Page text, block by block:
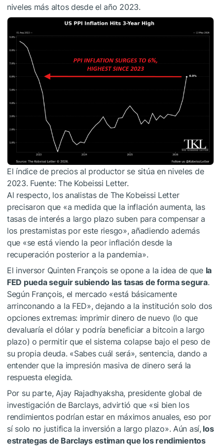
niveles más altos desde el año 2023.
El índice de precios al productor se sitúa en niveles de
2023. Fuente: The Kobeissi Letter.
Al respecto, los analistas de The Kobeissi Letter
precisaron que «a medida que la inflación aumenta, las
tasas de interés a largo plazo suben para compensar a
los prestamistas por este riesgo», añadiendo además
que «se está viendo la peor inflación desde la
recuperación posterior a la pandemia».
El inversor Quinten François se opone a la idea de que la
FED pueda seguir subiendo las tasas de forma segura.
Según François, el mercado «está básicamente
arrinconando a la FED», dejando a la institución solo dos
opciones extremas: imprimir dinero de nuevo (lo que
devaluaría el dólar y podría beneficiar a bitcoin a largo
plazo) o permitir que el sistema colapse bajo el peso de
su propia deuda. «Sabes cuál será», sentencia, dando a
entender que la impresión masiva de dinero será la
respuesta elegida.
Por su parte, Ajay Rajadhyaksha, presidente global de
investigación de Barclays, advirtió que «si bien los
rendimientos podrían estar en máximos anuales, eso por
sí solo no justifica la inversión a largo plazo». Aún así, los
estrategas de Barclays estiman que los rendimientos